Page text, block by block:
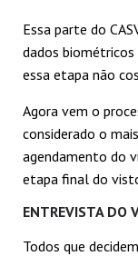
Essa parte do
dados
essa etapa não
Agora vem o
considerado o
agendamento do
etapa final do
ENTREVISTA DO
Todos que